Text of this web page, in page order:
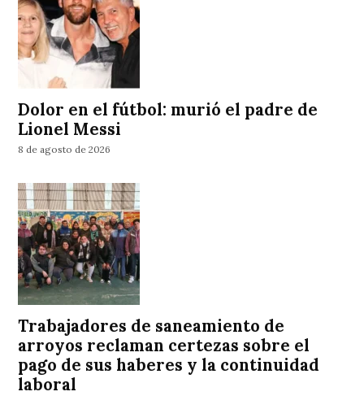
Dolor en el fútbol: murió el padre de
Lionel Messi
8 de agosto de 2026
Trabajadores de saneamiento de
arroyos reclaman certezas sobre el
pago de sus haberes y la continuidad
laboral